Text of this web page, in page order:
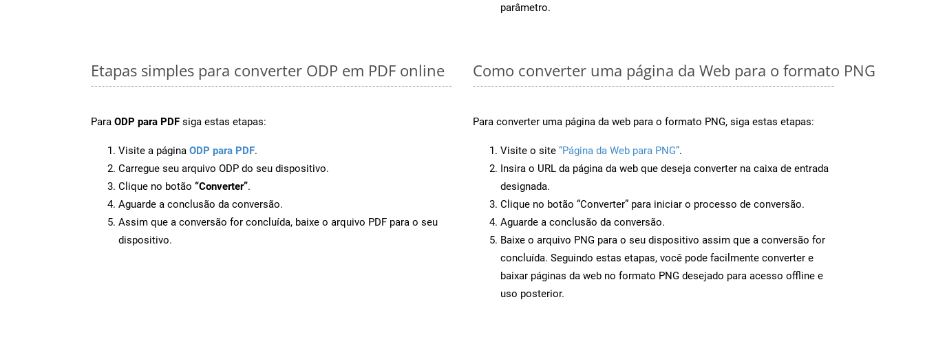
parâmetro.
Etapas simples para converter ODP em PDF online
Para ODP para PDF siga estas etapas:
Visite a página ODP para PDF.
Carregue seu arquivo ODP do seu dispositivo.
Clique no botão “Converter”.
Aguarde a conclusão da conversão.
Assim que a conversão for concluída, baixe o arquivo PDF para o seu
dispositivo.
Como converter uma página da Web para o formato PNG
Para converter uma página da web para o formato PNG, siga estas etapas:
Visite o site “Página da Web para PNG”.
Insira o URL da página da web que deseja converter na caixa de entrada
designada.
Clique no botão “Converter” para iniciar o processo de conversão.
Aguarde a conclusão da conversão.
Baixe o arquivo PNG para o seu dispositivo assim que a conversão for
concluída. Seguindo estas etapas, você pode facilmente converter e
baixar páginas da web no formato PNG desejado para acesso offline e
uso posterior.